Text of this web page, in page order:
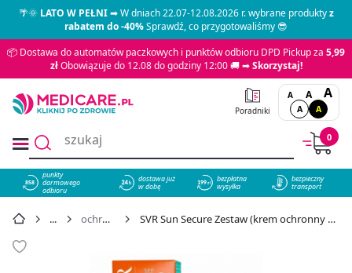
🌴🌞LATO W PEŁNI➡ W dniach 22.07-12.08.2026 r. wybrane produktyz
rabatem do -40%Sprawdź, co przygotowaliśmy 😎
📦 Dostawa do automatów paczkowych i punktów odbioru DPD Pickup za 5,99
złObowiązuje do 12.08 do godziny 12:00 🚚 ➡Skorzystaj!
Poradniki
A A A
A A
0
858
punkty
darmowego
odbioru
dostawa już
w dobę
bezpłatna
wysyłka
bezpieczny
transport
ochrona przed słońcem SVR Sun Secure Zestaw (krem ochronny SPF 50+, 50 ml + mleczko po opalaniu, 50 ml), 1 szt. - cena 66,95 zł